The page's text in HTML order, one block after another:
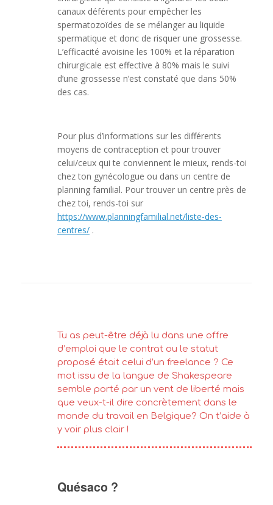
canaux déférents pour empêcher les
spermatozoïdes de se mélanger au liquide
spermatique et donc de risquer une grossesse.
L’efficacité avoisine les 100% et la réparation
chirurgicale est effective à 80% mais le suivi
d’une grossesse n’est constaté que dans 50%
des cas.
Pour plus d’informations sur les différents
moyens de contraception et pour trouver
celui/ceux qui te conviennent le mieux, rends-toi
chez ton gynécologue ou dans un centre de
planning familial. Pour trouver un centre près de
chez toi, rends-toi sur
https://www.planningfamilial.net/liste-des-
centres/.
Tu as peut-être déjà lu dans une offre
d’emploi que le contrat ou le statut
proposé était celui d’un freelance ? Ce
mot issu de la langue de Shakespeare
semble porté par un vent de liberté mais
que veux-t-il dire concrètement dans le
monde du travail en Belgique? On t’aide à
y voir plus clair !
Quésaco ?